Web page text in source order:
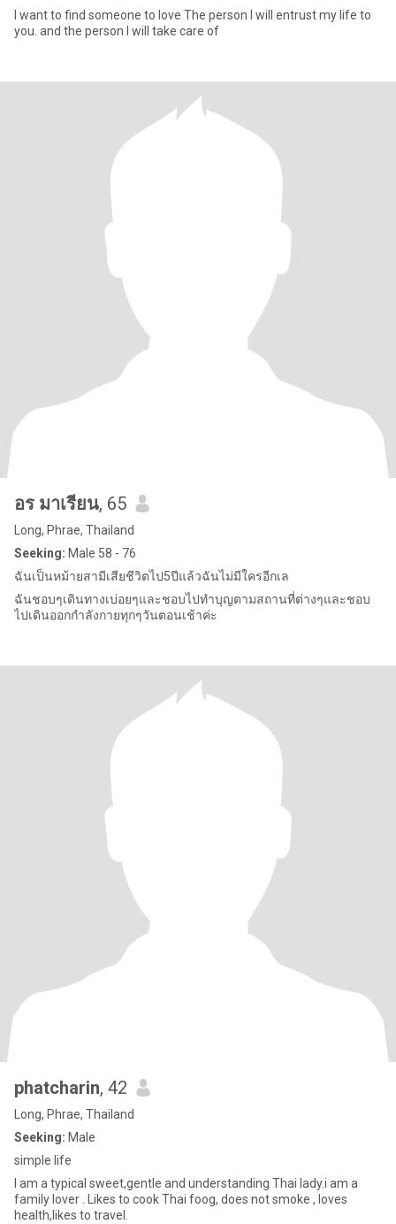
I want to find someone to love The person I will entrust my life to
you. and the person I will take care of
อร มาเรียน, 65
Long, Phrae, Thailand
Seeking: Male 58 - 76
ฉันเป็นหม้ายสามีเสียชีวิตไป5ปีแล้วฉันไม่มีใครอีกเล
ฉันชอบๆเดินทางเบ่อยๆและชอบไปทำบุญตามสถานที่ต่างๆและชอบ
ไปเดินออกกำลังกายทุกๆวันตอนเช้าค่ะ
phatcharin, 42
Long, Phrae, Thailand
Seeking: Male
simple life
I am a typical sweet,gentle and understanding Thai lady.i am a
family lover . Likes to cook Thai foog, does not smoke , loves
health,likes to travel.